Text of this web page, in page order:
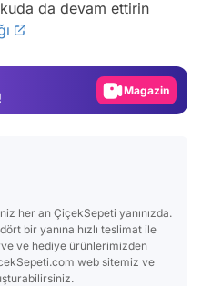
da devam ettirin
Magazin
her an ÇiçekSepeti yanınızda.
bir yanına hızlı teslimat ile
ve hediye ürünlerimizden
web sitemiz ve